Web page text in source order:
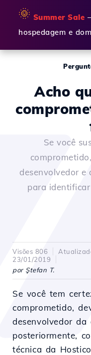
🌞 Summer Sale
hospedagem e
Acho
Se você
desenvolvedor e
para
Visões 806
23/01/2019
por Ştefan T.
Se você tem
comprometido,
desenvolvedor da
posteriormente,
técnica da